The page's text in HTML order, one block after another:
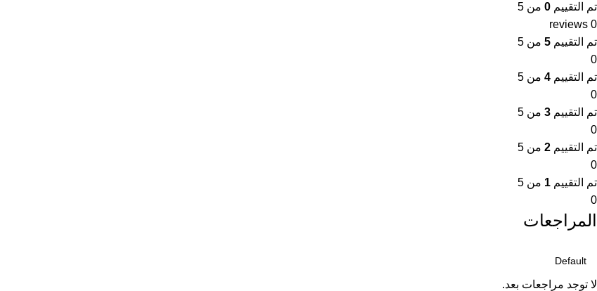
تم التقييم 0 من 5
0 reviews
تم التقييم 5 من 5
0
تم التقييم 4 من 5
0
تم التقييم 3 من 5
0
تم التقييم 2 من 5
0
تم التقييم 1 من 5
0
المراجعات
لا توجد مراجعات بعد.